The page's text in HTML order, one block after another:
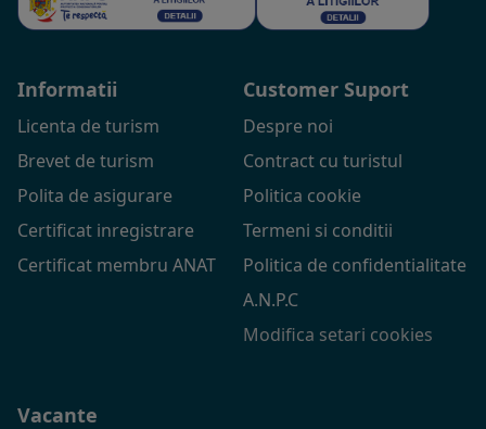
Informatii
Licenta de turism
Brevet de turism
Polita de asigurare
Certificat inregistrare
Certificat membru ANAT
Customer Suport
Despre noi
Contract cu turistul
Politica cookie
Termeni si conditii
Politica de confidentialitate
A.N.P.C
Modifica setari cookies
Vacante